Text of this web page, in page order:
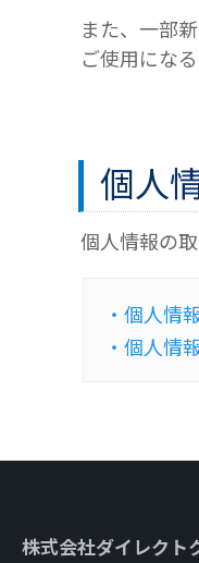
また、一部
ご使用にな
個人
個人情報の
・個人情
・個人情
株式会社ダイレクト